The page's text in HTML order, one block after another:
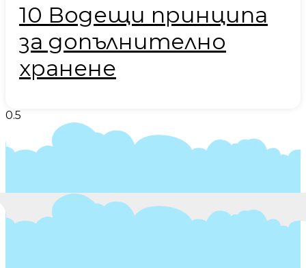
10 Водещи принципа
за допълнително
хранене